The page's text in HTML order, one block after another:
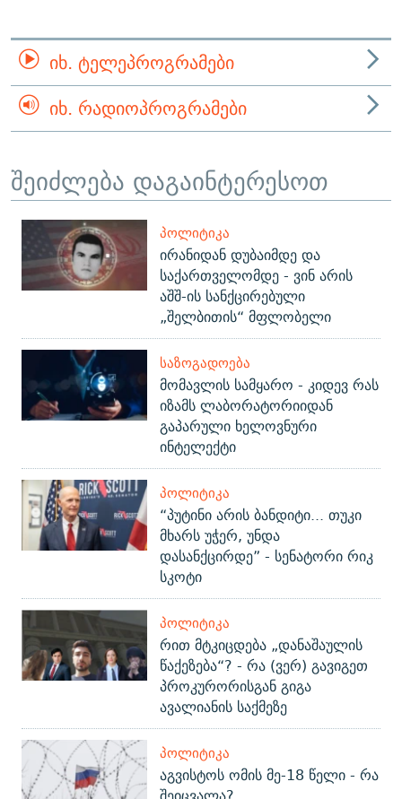
ᲘᲮ. ᲢᲔᲚᲔᲞᲠᲝᲒᲠᲐᲛᲔᲑᲘ
ᲘᲮ. ᲠᲐᲓᲘᲝᲞᲠᲝᲒᲠᲐᲛᲔᲑᲘ
შეიძლება დაგაინტერესოთ
ᲞᲝᲚᲘᲢᲘᲙᲐ
ირანიდან დუბაიმდე და
საქართველომდე - ვინ არის
აშშ-ის სანქცირებული
„შელბითის“ მფლობელი
ᲡᲐᲖᲝᲒᲐᲓᲝᲔᲑᲐ
მომავლის სამყარო - კიდევ რას
იზამს ლაბორატორიიდან
გაპარული ხელოვნური
ინტელექტი
ᲞᲝᲚᲘᲢᲘᲙᲐ
“პუტინი არის ბანდიტი... თუკი
მხარს უჭერ, უნდა
დასანქცირდე” - სენატორი რიკ
სკოტი
ᲞᲝᲚᲘᲢᲘᲙᲐ
რით მტკიცდება „დანაშაულის
წაქეზება“? - რა (ვერ) გავიგეთ
პროკურორისგან გიგა
ავალიანის საქმეზე
ᲞᲝᲚᲘᲢᲘᲙᲐ
აგვისტოს ომის მე-18 წელი - რა